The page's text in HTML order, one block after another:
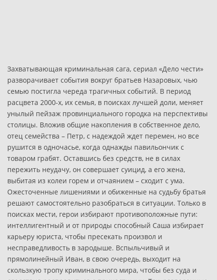
Захватывающая криминальная сага, сериал «Дело чести»
разворачивает события вокруг братьев Назаровых, чью
семью постигла череда трагичных событий. В период
расцвета 2000-х, их семья, в поисках лучшей доли, меняет
унылый пейзаж провинциального городка на перспективы
столицы. Вложив общие накопления в собственное дело,
отец семейства – Петр, с надеждой ждет перемен, но все
рушится в одночасье, когда однажды павильончик с
товаром грабят. Оставшись без средств, не в силах
пережить неудачу, он совершает суицид, а его жена,
выбитая из колеи горем и отчаянием – сходит с ума.
Ожесточенные лишениями и обиженные на судьбу братья
решают самостоятельно разобраться в ситуации. Только в
поисках мести, герои избирают противоположные пути:
интеллигентный и от природы способный Саша избирает
карьеру юриста, чтобы пресекать произвол и
несправедливость в зародыше. Вспыльчивый и
прямолинейный Иван, в свою очередь, выходит на
скользкую тропу криминального мира, чтобы без суда и